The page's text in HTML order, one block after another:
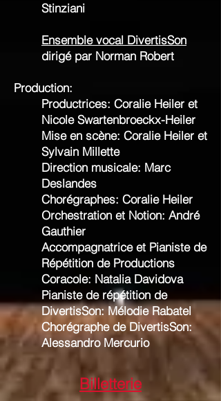
Stinziani
Ensemble vocal DivertisSon
dirigé par Norman Robert
Production:
Productrices: Coralie Heiler et
Nicole Swartenbroeckx-Heiler
Mise en scène: Coralie Heiler et
Sylvain Millette
Direction musicale: Marc
Deslandes
Chorégraphes: Coralie Heiler
Orchestration et Notion: André
Gauthier
Accompagnatrice et Pianiste de
Répétition de Productions
Coracole: Natalia Davidova
Pianiste de répétition de
DivertisSon: Mélodie Rabatel
Chorégraphe de DivertisSon:
Alessandro Mercurio
Billetterie